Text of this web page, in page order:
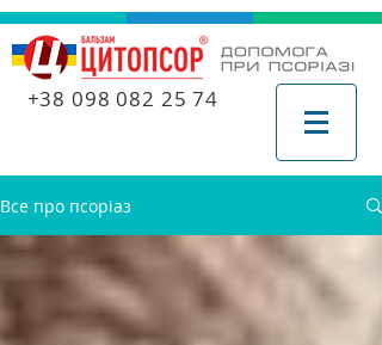
+38 098 082 25 74
Все про псоріаз